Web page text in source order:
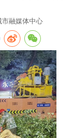
融媒体中心